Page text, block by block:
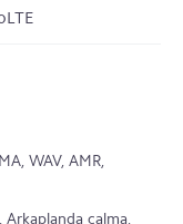
WAV, AMR,
Arkaplanda çalma,